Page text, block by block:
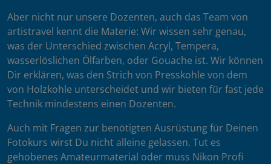
Aber nicht nur unsere Dozenten, auch das Team von
artistravel kennt die Materie: Wir wissen sehr genau,
was der Unterschied zwischen Acryl, Tempera,
wasserlöslichen Ölfarben, oder Gouache ist. Wir können
Dir erklären, was den Strich von Presskohle von dem
von Holzkohle unterscheidet und wir bieten für fast jede
Technik mindestens einen Dozenten.
Auch mit Fragen zur benötigten Ausrüstung für Deinen
Fotokurs wirst Du nicht alleine gelassen. Tut es
gehobenes Amateurmaterial oder muss Nikon Profi